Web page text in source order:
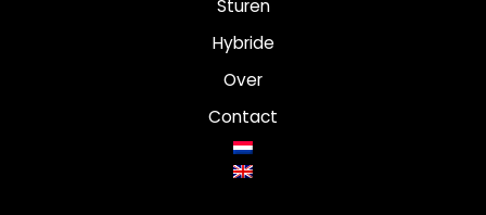
Sturen
Hybride
Over
Contact